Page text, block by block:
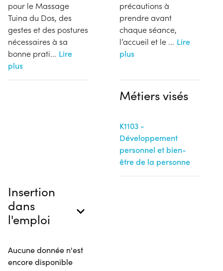
pour le Massage
Tuina du Dos, des
gestes et des postures
nécessaires à sa
bonne prati... Lire
plus
précautions à
prendre avant
chaque séance,
l’accueil et le ... Lire
plus
Métiers visés
K1103 -
Développement
personnel et bien-
être de la personne
Insertion
dans
l'emploi
Aucune donnée n'est
encore disponible